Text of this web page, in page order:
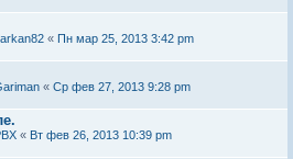
« Пн мар 25, 2013 3:42 pm
« Ср фев 27, 2013 9:28 pm
« Вт фев 26, 2013 10:39 pm